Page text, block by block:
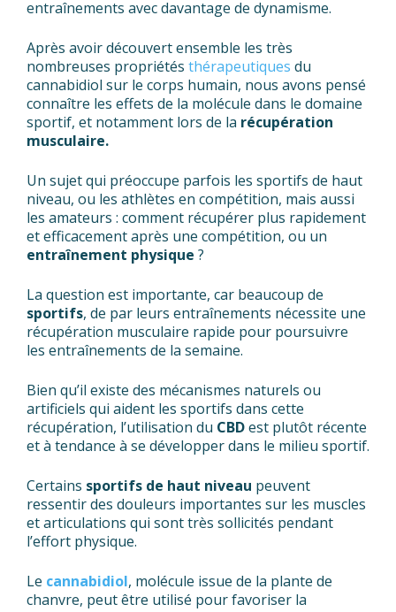
entraînements avec davantage de dynamisme.
Après avoir découvert ensemble les très
nombreuses propriétés thérapeutiques du
cannabidiol sur le corps humain, nous avons pensé
connaître les effets de la molécule dans le domaine
sportif, et notamment lors de la récupération
musculaire.
Un sujet qui préoccupe parfois les sportifs de haut
niveau, ou les athlètes en compétition, mais aussi
les amateurs : comment récupérer plus rapidement
et efficacement après une compétition, ou un
entraînement physique ?
La question est importante, car beaucoup de
sportifs, de par leurs entraînements nécessite une
récupération musculaire rapide pour poursuivre
les entraînements de la semaine.
Bien qu’il existe des mécanismes naturels ou
artificiels qui aident les sportifs dans cette
récupération, l’utilisation du CBDest plutôt récente
et à tendance à se développer dans le milieu sportif.
Certains sportifs de haut niveau peuvent
ressentir des douleurs importantes sur les muscles
et articulations qui sont très sollicités pendant
l’effort physique.
Le cannabidiol, molécule issue de la plante de
chanvre, peut être utilisé pour favoriser la